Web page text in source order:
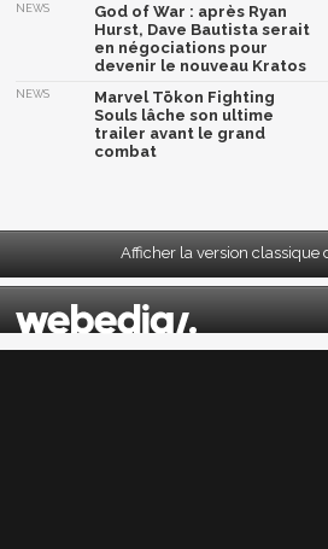
NEWS
God of War : après Ryan
Hurst, Dave Bautista serait
en négociations pour
devenir le nouveau Kratos
NEWS
Marvel Tōkon Fighting
Souls lâche son ultime
trailer avant le grand
combat
Afficher la version classique